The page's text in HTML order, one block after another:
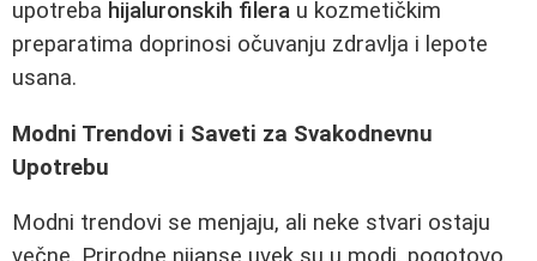
upotreba hijaluronskih filera u kozmetičkim
preparatima doprinosi očuvanju zdravlja i lepote
usana.
Modni Trendovi i Saveti za Svakodnevnu
Upotrebu
Modni trendovi se menjaju, ali neke stvari ostaju